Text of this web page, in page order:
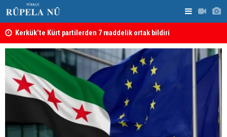
Kerkük’te Kürt partilerden 7 maddelik ortak bildiri